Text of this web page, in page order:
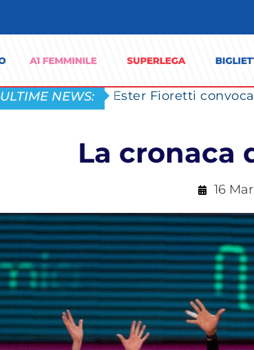
ULTIME NEWS: Ester Fioretti
La cronaca
16